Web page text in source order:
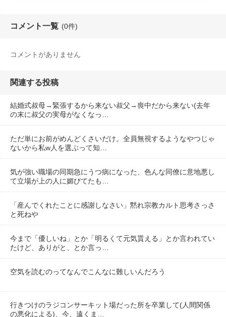
コメント一覧 (0件)
コメントがありません
関連する投稿
結婚式叔母→緊張するから来ない叔父→喪中だから来ない(去年
の末に叔父の実母がなくなっ…
ただ単にお前がめんどくさいだけ。全員無視するようなやつじゃ
ないから私w人を選ぶって知…
気が強い職場の同期急にうつ病になった、色んな同僚に意地悪し
て立場が上の人に媚びてたも…
「産んでくれたことに感謝しなさい」黙れ宗教カルト思考さっさ
と死ねや
今まで「優しいね」とか「明るくて元気貰える」とか言われてい
たけど、ありがと、とか言っ…
空気を読むのってなんでこんなに難しいんだろう
行きつけのラジコンサーキット場だった所を卒業して(人間関係
の悪化による)、今、遠くま…